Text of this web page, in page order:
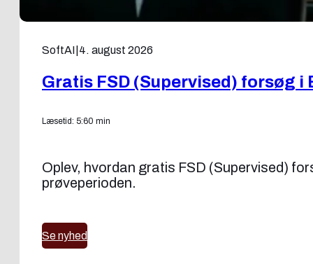
SoftAI 4. august 2026
Gratis FSD (Supervised) forsøg i
Læsetid: 5:60 min
Oplev, hvordan gratis FSD (Supervised)
prøveperioden.
Se nyhed